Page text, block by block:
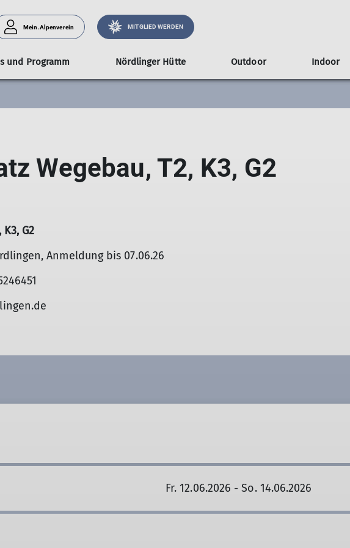
Mein.Alpenverein MITGLIED WERDEN
und Programm
Senioren Ausbildung+Kurse
Nördlinger Hütte
Höhenweg Kontakt/Reservierung Anreise+Zustiege
Outdoor
Bergsteigen Hochtouren Klettern Klettersteiggehen
Indoor
Klettern Veranstaltungen im Vereinsheim
Vereinsheim Mitgliedschaft + Service Sektionsshop
Jugendleiter*innen Jubi Bad Hindelang
Wegebau, T2, K3, G2
G2
Anmeldung bis 07.06.26
Fr. 12.06.2026 - So. 14.06.2026